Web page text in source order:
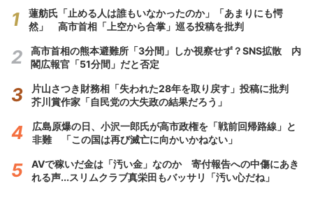
蓮舫氏「止める人は誰もいなかったのか」「あまりにも愕
然」 高市首相「上空から合掌」巡る投稿を批判
高市首相の熊本避難所「3分間」しか視察せず？SNS拡散 内
閣広報官「51分間」だと否定
片山さつき財務相「失われた28年を取り戻す」投稿に批判
芥川賞作家「自民党の大失政の結果だろう」
広島原爆の日、小沢一郎氏が高市政権を「戦前回帰路線」と
非難 「この国は再び滅亡に向かいかねない」
AVで稼いだ金は「汚い金」なのか 寄付報告への中傷にあき
れる声...スリムクラブ真栄田もバッサリ「汚い心だね」